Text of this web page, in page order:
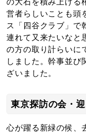
営者らしいことも頭
ス「四谷クラブ」で
連れて又来たいなと
の方の取り計らいに
しました。幹事並び
ざいました。
東京探訪の会
心が躍る新緑の候、